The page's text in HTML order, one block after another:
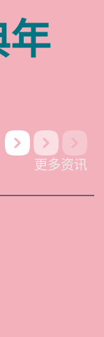
年
更多资讯